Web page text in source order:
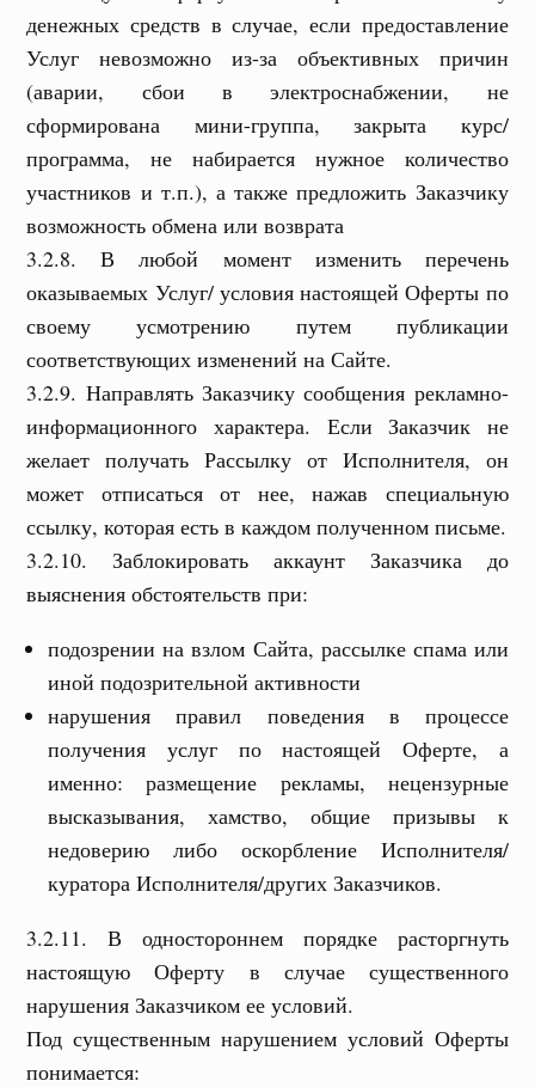
денежных средств в случае, если предоставление
Услуг невозможно из-за объективных причин
(аварии, сбои в электроснабжении, не
сформирована мини-группа, закрыта курс/
программа, не набирается нужное количество
участников и т.п.), а также предложить Заказчику
возможность обмена или возврата
3.2.8. В любой момент изменить перечень
оказываемых Услуг/ условия настоящей Оферты по
своему усмотрению путем публикации
соответствующих изменений на Сайте.
3.2.9. Направлять Заказчику сообщения рекламно-
информационного характера. Если Заказчик не
желает получать Рассылку от Исполнителя, он
может отписаться от нее, нажав специальную
ссылку, которая есть в каждом полученном письме.
3.2.10. Заблокировать аккаунт Заказчика до
выяснения обстоятельств при:
подозрении на взлом Сайта, рассылке спама или
иной подозрительной активности
нарушения правил поведения в процессе
получения услуг по настоящей Оферте, а
именно: размещение рекламы, нецензурные
высказывания, хамство, общие призывы к
недоверию либо оскорбление Исполнителя/
куратора Исполнителя/других Заказчиков.
3.2.11. В одностороннем порядке расторгнуть
настоящую Оферту в случае существенного
нарушения Заказчиком ее условий.
Под существенным нарушением условий Оферты
понимается: